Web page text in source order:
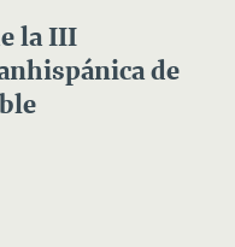
la III
de